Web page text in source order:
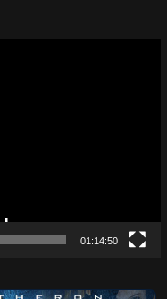
01:14:50